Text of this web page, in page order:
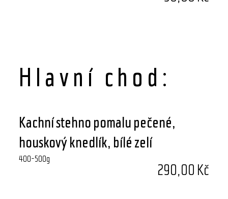
Hlavní chod:
Kachní stehno pomalu pečené,
houskový knedlík, bílé zelí
290,00 Kč
400-500g